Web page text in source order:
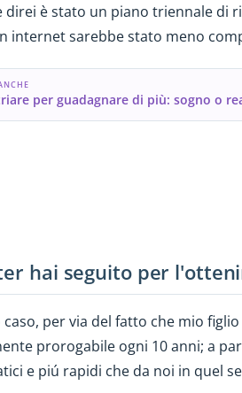
direi è stato un piano triennale di
internet sarebbe stato meno
per guadagnare di più: sogno o
hai seguito per
caso, per via del fatto che mio
prorogabile ogni 10 anni; a
e piú rapidi che da noi in quel